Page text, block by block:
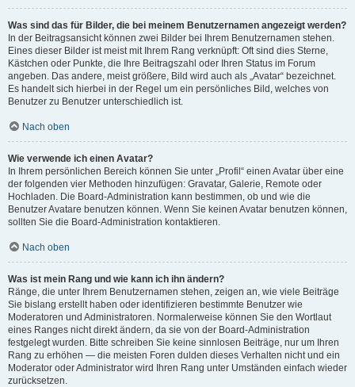
Was sind das für Bilder, die bei meinem Benutzernamen angezeigt werden?
In der Beitragsansicht können zwei Bilder bei Ihrem Benutzernamen stehen.
Eines dieser Bilder ist meist mit Ihrem Rang verknüpft: Oft sind dies Sterne,
Kästchen oder Punkte, die Ihre Beitragszahl oder Ihren Status im Forum
angeben. Das andere, meist größere, Bild wird auch als „Avatar“ bezeichnet.
Es handelt sich hierbei in der Regel um ein persönliches Bild, welches von
Benutzer zu Benutzer unterschiedlich ist.
Nach oben
Wie verwende ich einen Avatar?
In Ihrem persönlichen Bereich können Sie unter „Profil“ einen Avatar über eine
der folgenden vier Methoden hinzufügen: Gravatar, Galerie, Remote oder
Hochladen. Die Board-Administration kann bestimmen, ob und wie die
Benutzer Avatare benutzen können. Wenn Sie keinen Avatar benutzen können,
sollten Sie die Board-Administration kontaktieren.
Nach oben
Was ist mein Rang und wie kann ich ihn ändern?
Ränge, die unter Ihrem Benutzernamen stehen, zeigen an, wie viele Beiträge
Sie bislang erstellt haben oder identifizieren bestimmte Benutzer wie
Moderatoren und Administratoren. Normalerweise können Sie den Wortlaut
eines Ranges nicht direkt ändern, da sie von der Board-Administration
festgelegt wurden. Bitte schreiben Sie keine sinnlosen Beiträge, nur um Ihren
Rang zu erhöhen — die meisten Foren dulden dieses Verhalten nicht und ein
Moderator oder Administrator wird Ihren Rang unter Umständen einfach wieder
zurücksetzen.